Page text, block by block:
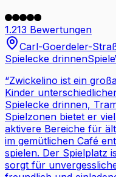
1.213 Bewertungen
Carl-Goerdeler-
Spielecke drinnenSpiele
“Zwickelino ist ein
Kinder
Spielecke drinnen,
Spielzonen bietet er
aktivere Bereiche für
im gemütlichen Café
spielen. Der Spielplatz
sorgt für